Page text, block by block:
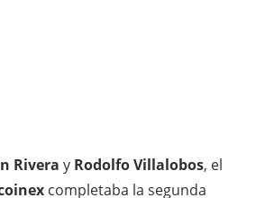
Rivera y Rodolfo Villalobos, el
completaba la segunda